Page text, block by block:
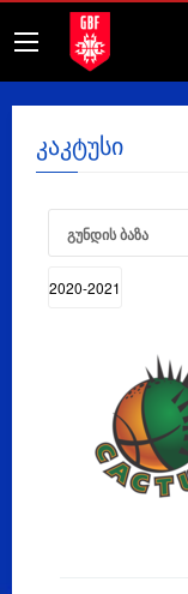
კაკტუსი
გუნდის ბაზა